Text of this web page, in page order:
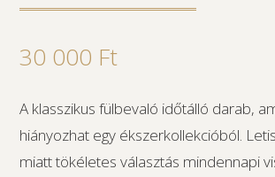
30 000 Ft
A klasszikus fülbevaló időtálló darab,
hiányozhat egy ékszerkollekcióból.
miatt tökéletes választás mindennapi